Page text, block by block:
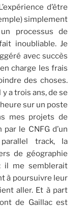
d’être
simplement
processus de
inoubliable. Je
avec succès
charge les frais
des choses.
y a trois ans, de se
sur un poste
mes projets de
le CNFG d’un
track, la
de géographie
il me semblerait
à poursuivre leur
aller. Et à part
de Gaillac est